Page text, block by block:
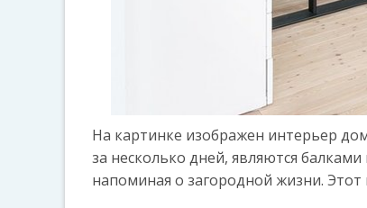
На картинке изображен интерьер
за несколько дней, являются
напоминая о загородной жизни.